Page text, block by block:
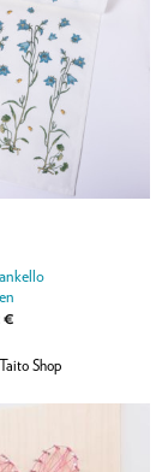
€.
€Nykyinen
23,92 €.
Shop